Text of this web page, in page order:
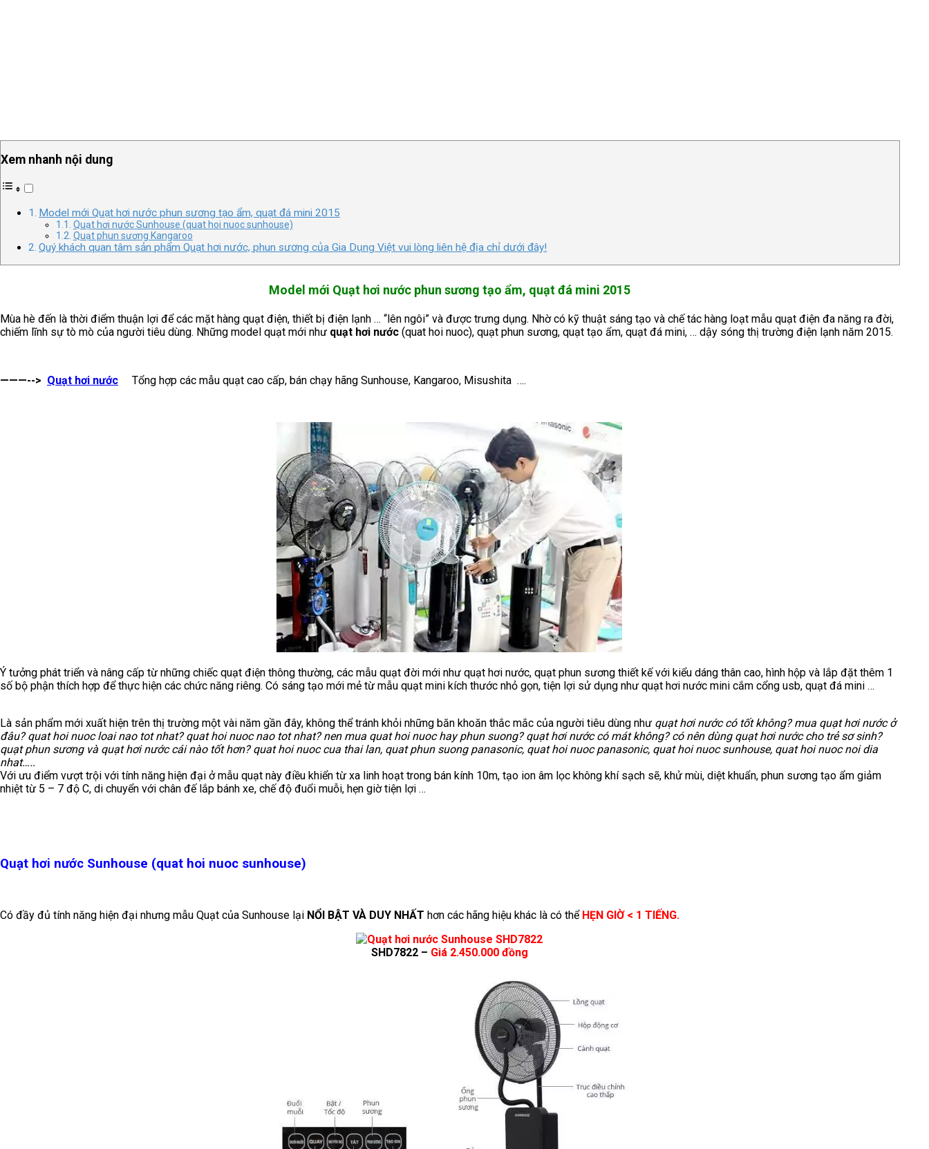
Xem nhanh nội dung
Model mới Quạt hơi nước phun sương tạo ẩm, quạt đá mini 2015
Quạt hơi nước Sunhouse (quat hoi nuoc sunhouse)
Quạt phun sương Kangaroo
Quý khách quan tâm sản phẩm Quạt hơi nước, phun sương của Gia Dụng Việt vui lòng liên hệ địa chỉ dưới đây!
Model mới Quạt hơi nước phun sương tạo ẩm, quạt đá mini 2015
Mùa hè đến là thời điểm thuận lợi để các mặt hàng quạt điện, thiết bị điện lạnh … “lên ngôi” và được trưng dụng. Nhờ có kỹ thuật sáng tạo và chế tác hàng loạt mẫu quạt điện đa năng ra đời,
chiếm lĩnh sự tò mò của người tiêu dùng. Những model quạt mới như quạt hơi nước (quat hoi nuoc), quạt phun sương, quạt tạo ẩm, quạt đá mini, … dậy sóng thị trường điện lạnh năm 2015.
———--> Quạt hơi nước Tổng hợp các mẫu quạt cao cấp, bán chạy hãng Sunhouse, Kangaroo, Misushita ….
Ý tưởng phát triển và nâng cấp từ những chiếc quạt điện thông thường, các mẫu quạt đời mới như quạt hơi nước, quạt phun sương thiết kế với kiểu dáng thân cao, hình hộp và lắp đặt thêm 1
số bộ phận thích hợp để thực hiện các chức năng riêng. Có sáng tạo mới mẻ từ mẫu quạt mini kích thước nhỏ gọn, tiện lợi sử dụng như quạt hơi nước mini cắm cổng usb, quạt đá mini …
Là sản phẩm mới xuất hiện trên thị trường một vài năm gần đây, không thể tránh khỏi những băn khoăn thắc mắc của người tiêu dùng như quạt hơi nước có tốt không? mua quạt hơi nước ở
đâu? quat hoi nuoc loai nao tot nhat? quat hoi nuoc nao tot nhat? nen mua quat hoi nuoc hay phun suong? quạt hơi nước có mát không? có nên dùng quạt hơi nước cho trẻ sơ sinh?
quạt phun sương và quạt hơi nước cái nào tốt hơn? quat hoi nuoc cua thai lan, quat phun suong panasonic, quat hoi nuoc panasonic, quat hoi nuoc sunhouse, quat hoi nuoc noi dia
nhat…..
Với ưu điểm vượt trội với tính năng hiện đại ở mẫu quạt này điều khiển từ xa linh hoạt trong bán kính 10m, tạo ion âm lọc không khí sạch sẽ, khử mùi, diệt khuẩn, phun sương tạo ẩm giảm
nhiệt từ 5 – 7 độ C, di chuyển với chân đế lắp bánh xe, chế độ đuổi muỗi, hẹn giờ tiện lợi …
Quạt hơi nước Sunhouse (quat hoi nuoc sunhouse)
Có đầy đủ tính năng hiện đại nhưng mẫu Quạt của Sunhouse lại NỔI BẬT VÀ DUY NHẤT hơn các hãng hiệu khác là có thể HẸN GIỜ < 1 TIẾNG.
SHD7822 – Giá 2.450.000 đồng